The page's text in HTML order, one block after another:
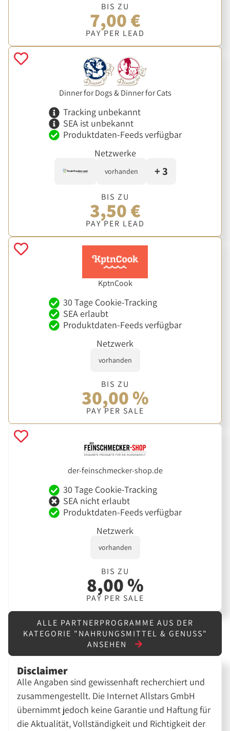
BIS ZU
7,00 €
PAY PER LEAD
Dinner for Dogs & Dinner for Cats
Tracking unbekannt
SEA ist unbekannt
Produktdaten-Feeds verfügbar
Netzwerke
vorhanden + 3
BIS ZU
3,50 €
PAY PER LEAD
KptnCook
30 Tage Cookie-Tracking
SEA erlaubt
Produktdaten-Feeds verfügbar
Netzwerk
vorhanden
BIS ZU
30,00 %
PAY PER SALE
der-feinschmecker-shop.de
30 Tage Cookie-Tracking
SEA nicht erlaubt
Produktdaten-Feeds verfügbar
Netzwerk
vorhanden
BIS ZU
8,00 %
PAY PER SALE
ALLE PARTNERPROGRAMME AUS DER
KATEGORIE "NAHRUNGSMITTEL & GENUSS"
ANSEHEN
Disclaimer
Alle Angaben sind gewissenhaft recherchiert und
zusammengestellt. Die Internet Allstars GmbH
übernimmt jedoch keine Garantie und Haftung für
die Aktualität, Vollständigkeit und Richtigkeit der